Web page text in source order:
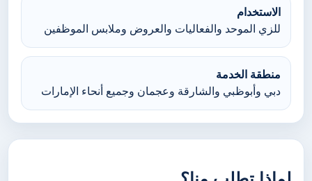
الاستخدام
للزي الموحد والفعاليات والعروض وملابس الموظفين
منطقة الخدمة
دبي وأبوظبي والشارقة وعجمان وجميع أنحاء الإمارات